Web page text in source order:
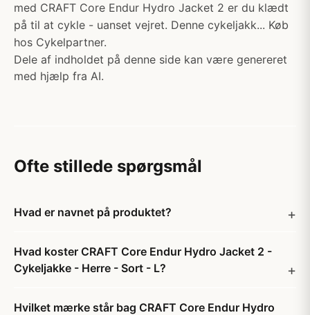
med CRAFT Core Endur Hydro Jacket 2 er du klædt
på til at cykle - uanset vejret. Denne cykeljakk... Køb
hos Cykelpartner.
Dele af indholdet på denne side kan være genereret
med hjælp fra AI.
Ofte stillede spørgsmål
Hvad er navnet på produktet?
Hvad koster CRAFT Core Endur Hydro Jacket 2 -
Cykeljakke - Herre - Sort - L?
Hvilket mærke står bag CRAFT Core Endur Hydro